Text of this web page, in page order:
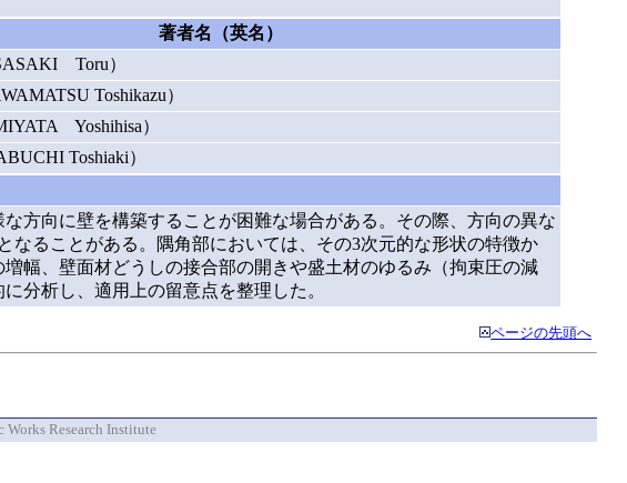
著者名（英名）
Toru）
Toshikazu）
Yoshihisa）
Toshiaki）
方向に壁を構築することが困難な場合がある。その際、方向の異な
ることがある。隅角部においては、その3次元的な形状の特徴か
幅、壁面材どうしの接合部の開きや盛土材のゆるみ（拘束圧の減
分析し、適用上の留意点を整理した。
ページの先頭へ
Research Institute